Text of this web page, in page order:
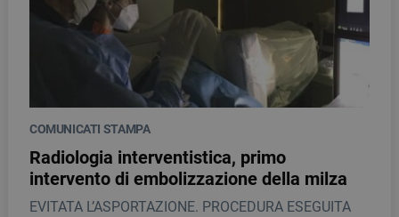
COMUNICATI STAMPA
Radiologia interventistica, primo
intervento di embolizzazione della milza
EVITATA L’ASPORTAZIONE. PROCEDURA ESEGUITA